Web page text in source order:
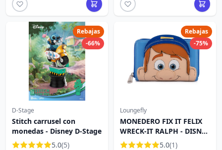
Rebajas
-66%
D-Stage
Stitch carrusel con
monedas - Disney D-Stage
5.0(5)
Rebajas
-75%
Loungefly
MONEDERO FIX IT FELIX
WRECK-IT RALPH - DISNEY
LOUNGEFLY5.0(1)